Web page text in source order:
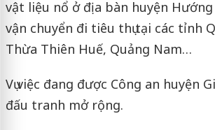
vật liệu nổ ở địa bàn huyện Hướng
vận chuyển đi tiêu thụ tại các tỉnh
Thừa Thiên Huế, Quảng Nam…
Vụ việc đang được Công an huyện
đấu tranh mở rộng.